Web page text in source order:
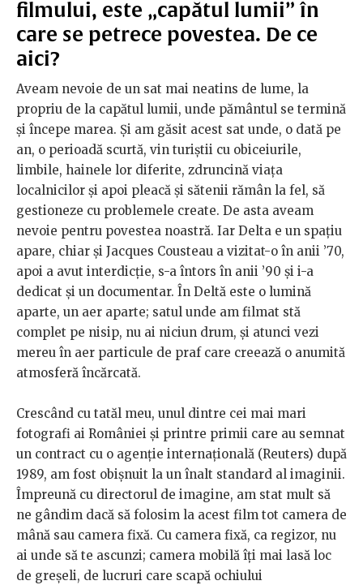
filmului, este „capătul lumii” în
care se petrece povestea. De ce
aici?
Aveam nevoie de un sat mai neatins de lume, la
propriu de la capătul lumii, unde pământul se termină
și începe marea. Și am găsit acest sat unde, o dată pe
an, o perioadă scurtă, vin turiștii cu obiceiurile,
limbile, hainele lor diferite, zdruncină viața
localnicilor și apoi pleacă și sătenii rămân la fel, să
gestioneze cu problemele create. De asta aveam
nevoie pentru povestea noastră. Iar Delta e un spațiu
apare, chiar și Jacques Cousteau a vizitat-o în anii ’70,
apoi a avut interdicție, s-a întors în anii ’90 și i-a
dedicat și un documentar. În Deltă este o lumină
aparte, un aer aparte; satul unde am filmat stă
complet pe nisip, nu ai niciun drum, și atunci vezi
mereu în aer particule de praf care creează o anumită
atmosferă încărcată.
Crescând cu tatăl meu, unul dintre cei mai mari
fotografi ai României și printre primii care au semnat
un contract cu o agenție internațională (Reuters) după
1989, am fost obișnuit la un înalt standard al imaginii.
Împreună cu directorul de imagine, am stat mult să
ne gândim dacă să folosim la acest film tot camera de
mână sau camera fixă. Cu camera fixă, ca regizor, nu
ai unde să te ascunzi; camera mobilă îți mai lasă loc
de greșeli, de lucruri care scapă ochiului